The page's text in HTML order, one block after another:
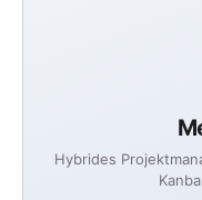
Hybrides